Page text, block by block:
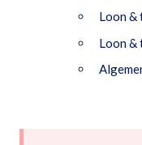
Loon &
Loon &